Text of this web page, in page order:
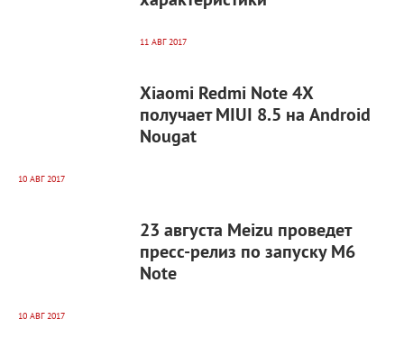
11 АВГ 2017
Xiaomi Redmi Note 4X
получает MIUI 8.5 на Android
Nougat
10 АВГ 2017
23 августа Meizu проведет
пресс-релиз по запуску M6
Note
10 АВГ 2017